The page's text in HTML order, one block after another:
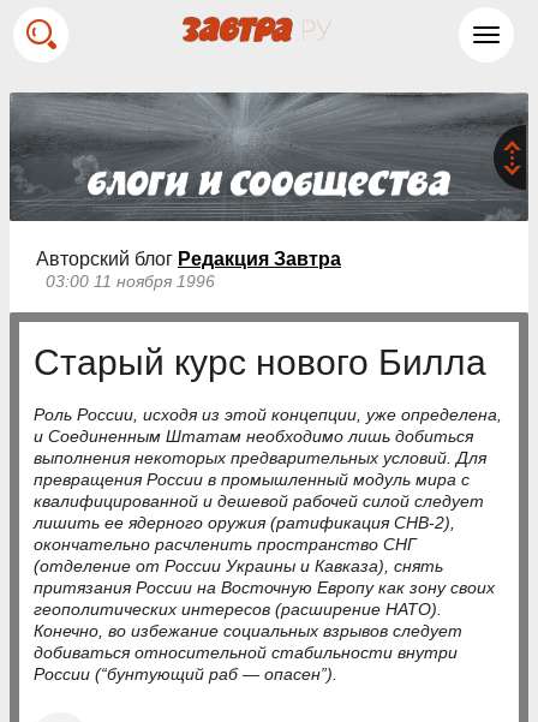
Авторский блог Редакция Завтра
03:00 11 ноября 1996
Старый курс нового Билла
Роль России, исходя из этой концепции, уже определена,
и Соединенным Штатам необходимо лишь добиться
выполнения некоторых предварительных условий. Для
превращения России в промышленный модуль мира с
квалифицированной и дешевой рабочей силой следует
лишить ее ядерного оружия (ратификация СНВ-2),
окончательно расчленить пространство СНГ
(отделение от России Украины и Кавказа), снять
притязания России на Восточную Европу как зону своих
геополитических интересов (расширение НАТО).
Конечно, во избежание социальных взрывов следует
добиваться относительной стабильности внутри
России (“бунтующий раб — опасен”).